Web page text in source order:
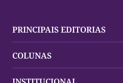
PRINCIPAIS EDITORIAS
Palmas
COLUNAS